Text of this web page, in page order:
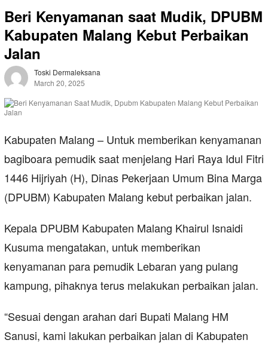
Beri Kenyamanan saat Mudik, DPUBM
Kabupaten Malang Kebut Perbaikan
Jalan
Toski Dermaleksana
March 20, 2025
Kabupaten Malang – Untuk memberikan kenyamanan
bagiboara pemudik saat menjelang Hari Raya Idul Fitri
1446 Hijriyah (H), Dinas Pekerjaan Umum Bina Marga
(DPUBM) Kabupaten Malang kebut perbaikan jalan.
Kepala DPUBM Kabupaten Malang Khairul Isnaidi
Kusuma mengatakan, untuk memberikan
kenyamanan para pemudik Lebaran yang pulang
kampung, pihaknya terus melakukan perbaikan jalan.
“Sesuai dengan arahan dari Bupati Malang HM
Sanusi, kami lakukan perbaikan jalan di Kabupaten